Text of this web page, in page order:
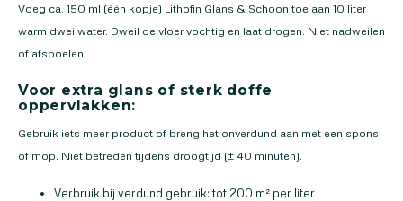
Voeg ca. 150 ml (één kopje) Lithofin Glans & Schoon toe aan 10 liter
warm dweilwater. Dweil de vloer vochtig en laat drogen. Niet nadweilen
of afspoelen.
Voor extra glans of sterk doffe
oppervlakken:
Gebruik iets meer product of breng het onverdund aan met een spons
of mop. Niet betreden tijdens droogtijd (± 40 minuten).
Verbruik bij verdund gebruik: tot 200 m² per liter